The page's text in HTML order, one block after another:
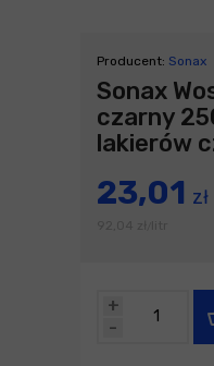
Producent: Sonax
Sonax
czarny
lakierów
23,01 zł
-
+